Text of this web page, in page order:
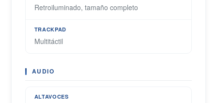
Retroiluminado, tamaño completo
TRACKPAD
Multitáctil
AUDIO
ALTAVOCES